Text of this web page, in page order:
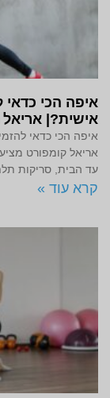
איפה הכי
אישית?|
איפה הכי כדאי
אריאל קומפורט
עד הבית, סריקות
קרא עוד »